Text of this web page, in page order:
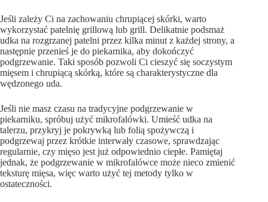
Jeśli zależy Ci na zachowaniu chrupiącej skórki, warto
wykorzystać patelnię grillową lub grill. Delikatnie podsmaż
udka na rozgrzanej patelni przez kilka minut z każdej strony, a
następnie przenieś je do piekarnika, aby dokończyć
podgrzewanie. Taki sposób pozwoli Ci cieszyć się soczystym
mięsem i chrupiącą skórką, które są charakterystyczne dla
wędzonego uda.
Jeśli nie masz czasu na tradycyjne podgrzewanie w
piekarniku, spróbuj użyć mikrofalówki. Umieść udka na
talerzu, przykryj je pokrywką lub folią spożywczą i
podgrzewaj przez krótkie interwały czasowe, sprawdzając
regularnie, czy mięso jest już odpowiednio ciepłe. Pamiętaj
jednak, że podgrzewanie w mikrofalówce może nieco zmienić
teksturę mięsa, więc warto użyć tej metody tylko w
ostateczności.